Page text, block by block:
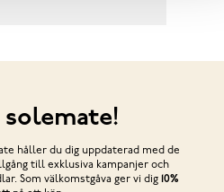
solemate!
håller du dig uppdaterad med de
till exklusiva kampanjer och
Som välkomstgåva ger vi dig 10%